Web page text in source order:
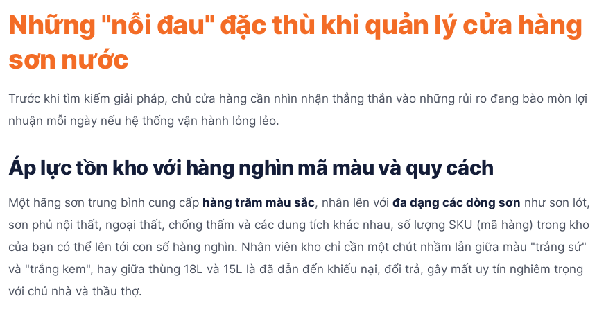
Những "nỗi đau" đặc thù khi quản lý cửa hàng
sơn nước
Trước khi tìm kiếm giải pháp, chủ cửa hàng cần nhìn nhận thẳng thắn vào những rủi ro đang bào mòn lợi
nhuận mỗi ngày nếu hệ thống vận hành lỏng lẻo.
Áp lực tồn kho với hàng nghìn mã màu và quy cách
Một hãng sơn trung bình cung cấp hàng trăm màu sắc, nhân lên với đa dạng các dòng sơn như sơn lót,
sơn phủ nội thất, ngoại thất, chống thấm và các dung tích khác nhau, số lượng SKU (mã hàng) trong kho
của bạn có thể lên tới con số hàng nghìn. Nhân viên kho chỉ cần một chút nhầm lẫn giữa màu "trắng sứ"
và "trắng kem", hay giữa thùng 18L và 15L là đã dẫn đến khiếu nại, đổi trả, gây mất uy tín nghiêm trọng
với chủ nhà và thầu thợ.